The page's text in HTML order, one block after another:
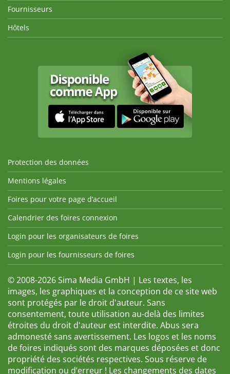
Fournisseurs
Hôtels
Protection des données
Mentions légales
Foires pour votre page d’accueil
Calendrier des foires connexion
Login pour les organisateurs de foires
Login pour les fournisseurs de foires
© 2008-2026 Sima Media GmbH | Les textes, les
images, les graphiques et la conception de ce site web
sont protégés par le droit d'auteur. Sans
consentement, toute utilisation au-delà des limites
étroites du droit d'auteur est interdite. Abus sera
admonesté sans avertissement. Les logos et les noms
de foires indiqués sont des marques déposées et donc
propriété des sociétés respectives. Sous réserve de
modification ou d’erreur ! Les changements des dates